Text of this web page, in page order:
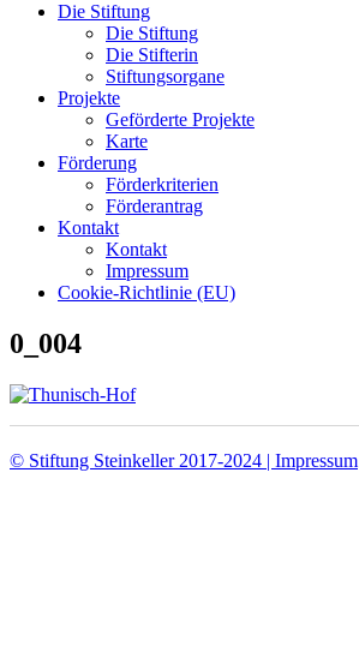
Die Stiftung
Die Stiftung
Die Stifterin
Stiftungsorgane
Projekte
Geförderte Projekte
Karte
Förderung
Förderkriterien
Förderantrag
Kontakt
Kontakt
Impressum
Cookie-Richtlinie (EU)
0_004
© Stiftung Steinkeller 2017-2024 | Impressum